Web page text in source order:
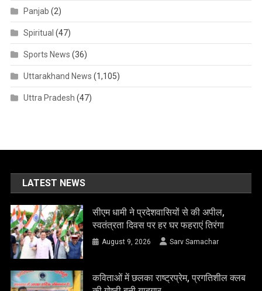
Panjab (2)
Spiritual (47)
Sports News (36)
Uttarakhand News (1,105)
Uttra Pradesh (47)
LATEST NEWS
सीएम धामी ने प्रदेशवासियों से की अपील,
स्वतंत्रता दिवस पर हर घर फहराएं तिरंगा
August 9, 2026 Sarv Samachar
कविताओं में छलका राष्ट्रप्रेम, प्रगतिशील क्लब